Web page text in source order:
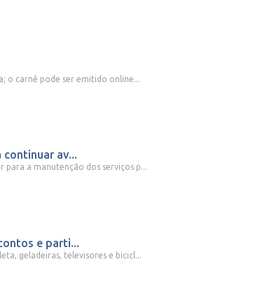
o carnê pode ser emitido online...
continuar av...
a manutenção dos serviços p...
e parti...
geladeiras, televisores e bicicl...